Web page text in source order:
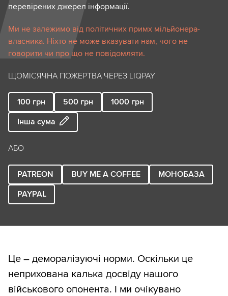
перевірених джерел інформації.
Ми не залежимо від політичних примх мільйонера-
власника. Ніхто не може вказувати нам, чого не
говорити чи про що не повідомляти.
ЩОМІСЯЧНА ПОЖЕРТВА ЧЕРЕЗ LIQPAY
100 грн 500 грн 1000 грн
Інша сума
АБО
PATREON BUY ME A COFFEE
МОНОБАЗА
PAYPAL
Це – деморалізуючі норми. Оскільки це
неприхована калька досвіду нашого
військового опонента. І ми очікувано